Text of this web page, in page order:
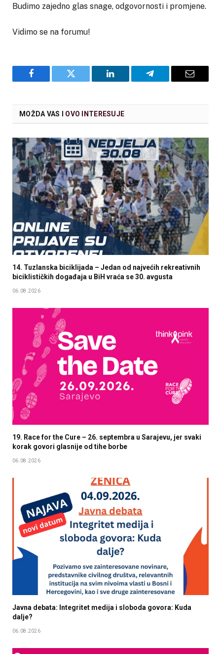
Budimo zajedno glas snage, odgovornosti i promjene.
Vidimo se na forumu!
Facebook Twitter LinkedIn Telegram Email
MOŽDA VAS I OVO INTERESUJE
14. Tuzlanska biciklijada – Jedan od najvećih rekreativnih
biciklističkih događaja u BiH vraća se 30. avgusta
06.08.2026
19. Race for the Cure – 26. septembra u Sarajevu, jer svaki
korak govori glasnije od tihe borbe
06.08.2026
Javna debata: Integritet medija i sloboda govora: Kuda
dalje?
06.08.2026